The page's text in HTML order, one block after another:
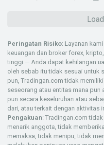
Load
keuangan dan broker forex,
tinggi — Anda dapat kehilangan
oleh sebab itu tidak sesuai untuk
pun, Tradingan.com tidak
seseorang atau entitas mana pun
pun secara keseluruhan atau
dari, atau terkait dengan aktivitas
Pengakuan : Tradingan.com tidak
menarik anggota, tidak
memaksa, tidak menipu, tidak
melakukan penipuan yang